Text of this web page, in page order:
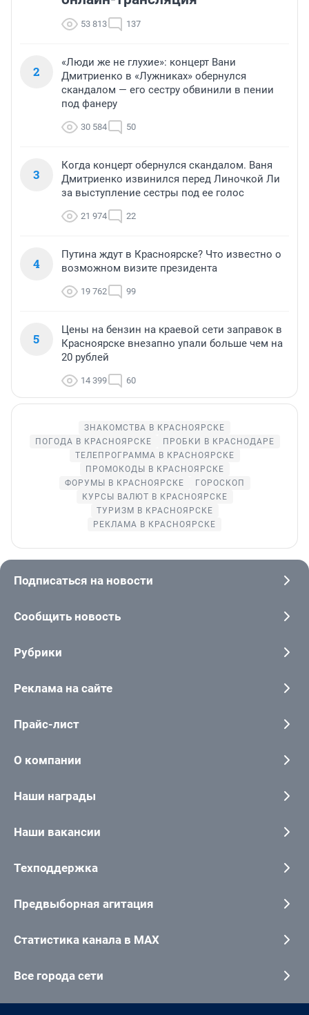
53 813 137
2
«Люди же не глухие»: концерт Вани
Дмитриенко в «Лужниках» обернулся
скандалом — его сестру обвинили в пении
под фанеру
30 584 50
3
Когда концерт обернулся скандалом. Ваня
Дмитриенко извинился перед Линочкой Ли
за выступление сестры под ее голос
21 974 22
4
Путина ждут в Красноярске? Что известно о
возможном визите президента
19 762 99
5
Цены на бензин на краевой сети заправок в
Красноярске внезапно упали больше чем на
20 рублей
14 399 60
ЗНАКОМСТВА В КРАСНОЯРСКЕ
ПОГОДА В КРАСНОЯРСКЕ
ПРОБКИ В КРАСНОДАРЕ
ТЕЛЕПРОГРАММА В КРАСНОЯРСКЕ
ПРОМОКОДЫ В КРАСНОЯРСКЕ
ФОРУМЫ В КРАСНОЯРСКЕ
ГОРОСКОП
КУРСЫ ВАЛЮТ В КРАСНОЯРСКЕ
ТУРИЗМ В КРАСНОЯРСКЕ
РЕКЛАМА В КРАСНОЯРСКЕ
Подписаться на новости
Сообщить новость
Рубрики
Реклама на сайте
Прайс-лист
О компании
Наши награды
Наши вакансии
Техподдержка
Предвыборная агитация
Статистика канала в MAX
Все города сети